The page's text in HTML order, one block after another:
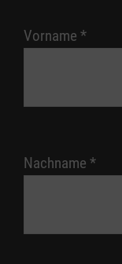
Vorname *
Nachname *